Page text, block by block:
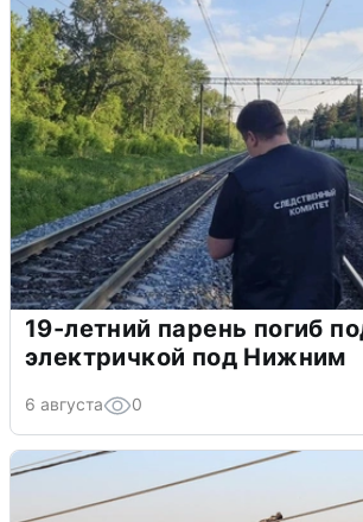
19-летний парень погиб
электричкой под Нижним
6 августа 0